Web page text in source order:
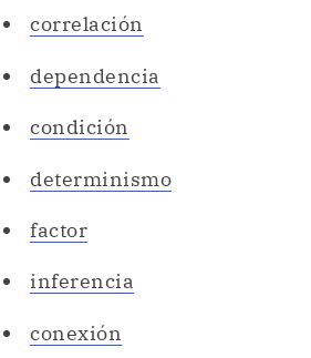
correlación
dependencia
condición
determinismo
factor
inferencia
conexión